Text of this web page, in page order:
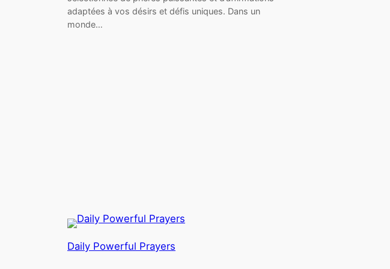
adaptées à vos désirs et défis uniques. Dans un
monde…
Daily Powerful Prayers